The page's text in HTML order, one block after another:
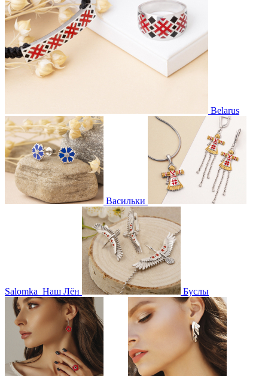
Belarus
Васильки
Salomka Наш Лён Буслы